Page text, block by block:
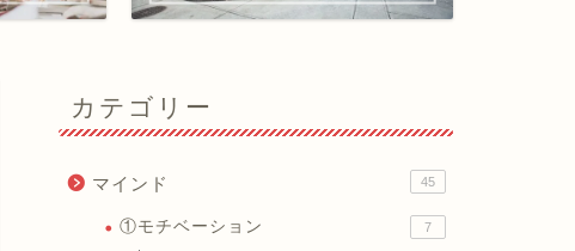
カテゴリー
マインド 45
①モチベーション 7